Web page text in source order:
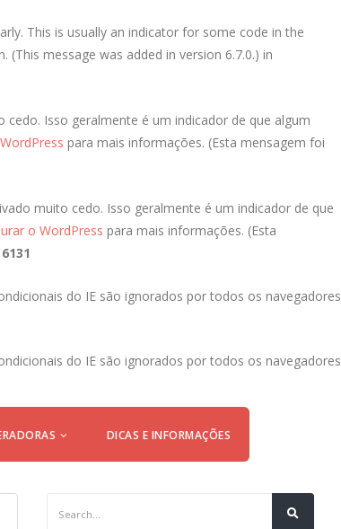
This is usually an indicator for some code in the
message was added in version 6.7.0.) in
cedo. Isso geralmente é um indicador de que algum
para mais informações. (Esta mensagem foi
muito cedo. Isso geralmente é um indicador de que
o WordPress para mais informações. (Esta
6131
do IE são ignorados por todos os navegadores
do IE são ignorados por todos os navegadores
DICAS E INFORMAÇÕES